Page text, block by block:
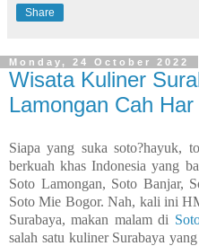
Share
Monday, 24 October 2022
Wisata Kuliner
Lamongan Cah Har
Siapa yang suka soto?hayuk,
berkuah khas Indonesia yang
Soto Lamongan, Soto Banjar,
Soto Mie Bogor. Nah, kali ini
Surabaya, makan malam di
salah satu kuliner Surabaya